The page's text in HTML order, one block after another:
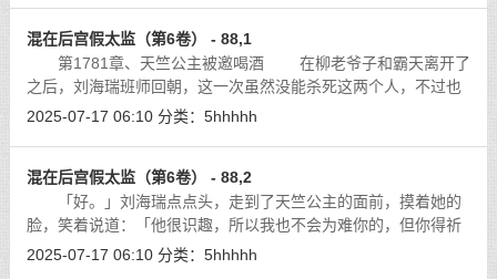
混在后宫假太监（第6卷） - 88,1
第1781章、天竺公主被邀喝酒 在柳老爷子和霸天离开了
之后，刘海瑞班师回朝，这一次虽然没能杀死这两个人，不过也
算是大获全胜了。能杀死张仁峰和黑煞后，已经算是意外中的意
2025-07-17 06:10 分类： 5hhhhh
混在后宫假太监（第6卷） - 88,2
「好。」刘海瑞点点头，走到了天竺公主的面前，摸着她的
脸，笑着说道：「他很识趣，所以我也不会为难你的，但你得祈
祷他画的地图是真的，否则的话，没人能救的了你们俩。」
2025-07-17 06:10 分类： 5hhhhh